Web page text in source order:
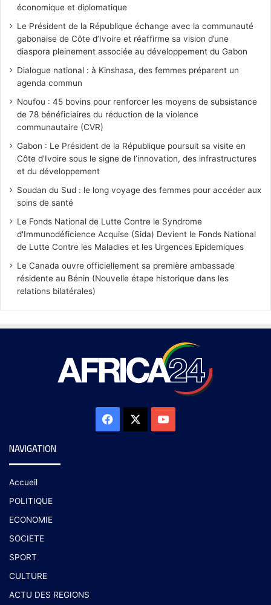
économique et diplomatique
Le Président de la République échange avec la communauté
gabonaise de Côte d’Ivoire et réaffirme sa vision d’une
diaspora pleinement associée au développement du Gabon
Dialogue national : à Kinshasa, des femmes préparent un
agenda commun
Noufou : 45 bovins pour renforcer les moyens de subsistance
de 78 bénéficiaires du réduction de la violence
communautaire (CVR)
Gabon : Le Président de la République poursuit sa visite en
Côte d’Ivoire sous le signe de l’innovation, des infrastructures
et du développement
Soudan du Sud : le long voyage des femmes pour accéder aux
soins de santé
Le Fonds National de Lutte Contre le Syndrome
d'Immunodéficience Acquise (Sida) Devient le Fonds National
de Lutte Contre les Maladies et les Urgences Epidemiques
Le Canada ouvre officiellement sa première ambassade
résidente au Bénin (Nouvelle étape historique dans les
relations bilatérales)
NAVIGATION
Accueil
POLITIQUE
ECONOMIE
SOCIETE
SPORT
CULTURE
ACTU DES REGIONS